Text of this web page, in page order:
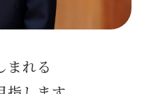
まれる